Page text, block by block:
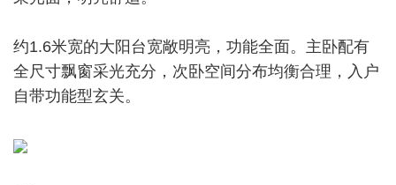
约1.6米宽的大阳台宽敞明亮，功能全面。主卧配有
全尺寸飘窗采光充分，次卧空间分布均衡合理，入户
自带功能型玄关。